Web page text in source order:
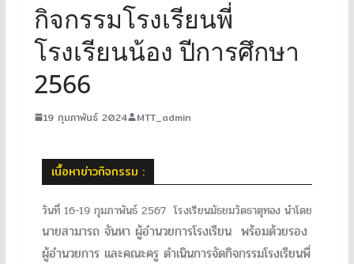
กิจกรรมโรงเรียนพี่
โรงเรียนน้อง ปีการศึกษา
2566
19 กุมภาพันธ์ 2024 MTT_admin
เนื้อหาข่าวกิจกรรม :
วันที่ 16-19 กุมภาพันธ์ 2567 โรงเรียนมัธยมวัดธาตุทอง นำโดย
นายสามารถ จันหา ผู้อำนวยการโรงเรียน พร้อมด้วยรอง
ผู้อำนวยการ และคณะครู ดำเนินการจัดกิจกรรมโรงเรียนพี่